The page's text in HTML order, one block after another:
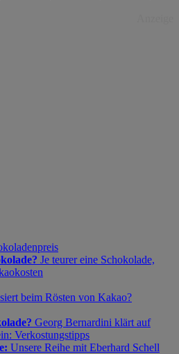
Je teurer eine Schokolade,
beim Rösten von Kakao?
Georg Bernardini klärt auf
Unsere Reihe mit Eberhard Schell